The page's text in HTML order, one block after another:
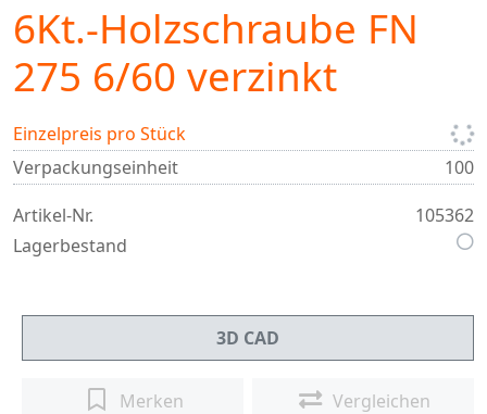
6Kt.-Holzschraube FN
275 6/60 verzinkt
Einzelpreis pro Stück
Verpackungseinheit
100
Artikel-Nr.
105362
Lagerbestand
3D CAD
Merken Vergleichen